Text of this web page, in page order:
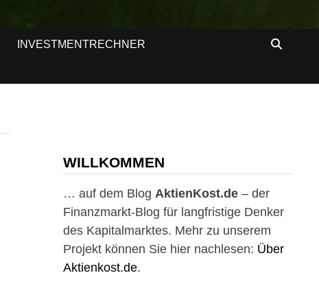
INVESTMENTRECHNER
WILLKOMMEN
… auf dem Blog AktienKost.de– der
Finanzmarkt-Blog für langfristige Denker
des Kapitalmarktes. Mehr zu unserem
Projekt können Sie hier nachlesen: Über
Aktienkost.de.